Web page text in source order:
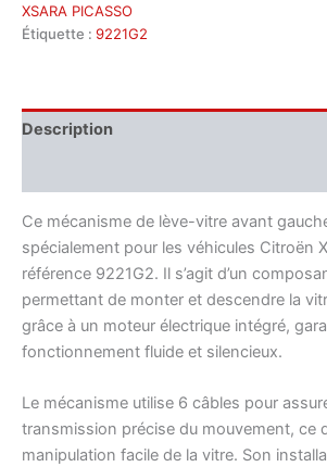
XSARA PICASSO
Étiquette : 9221G2
Description
Ce mécanisme de lève-vitre avant
spécialement pour les véhicules Citroën
référence 9221G2. Il s’agit d’un
permettant de monter et descendre la
grâce à un moteur électrique intégré,
fonctionnement fluide et silencieux.
Le mécanisme utilise 6 câbles pour
transmission précise du mouvement, ce
manipulation facile de la vitre. Son